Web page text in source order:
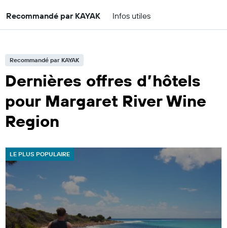
Recommandé par KAYAK Infos utiles
Recommandé par KAYAK
Dernières offres d’hôtels
pour Margaret River Wine
Region
LE PLUS POPULAIRE